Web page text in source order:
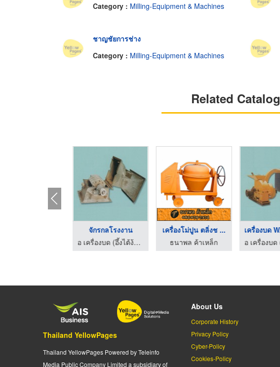
Category : Milling-Equipment & Machines
ชาญชัยการช่าง
Category : Milling-Equipment & Machines
Related Catalog
อ เครื่องบด (อึ้งไต้ง้วน) ห้าง
เครื่องบดของแห้ง
เครื่องจักร
อ เครื่องบด (อึ้งไต้ง้วน) ห้าง
Thailand YellowPages
Thailand YellowPages Powered by Teleinfo
Media Public Company Limited a subsidiary of
About Us
Corporate History
Privacy Policy
Cyber-Policy
Cookies-Policy